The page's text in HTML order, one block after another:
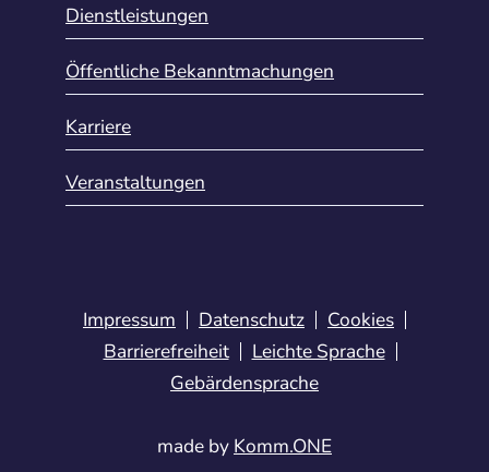
Dienstleistungen
Öffentliche Bekanntmachungen
Karriere
Veranstaltungen
Impressum Datenschutz
Cookies
Barrierefreiheit
Leichte Sprache
Gebärdensprache
made by Komm.ONE